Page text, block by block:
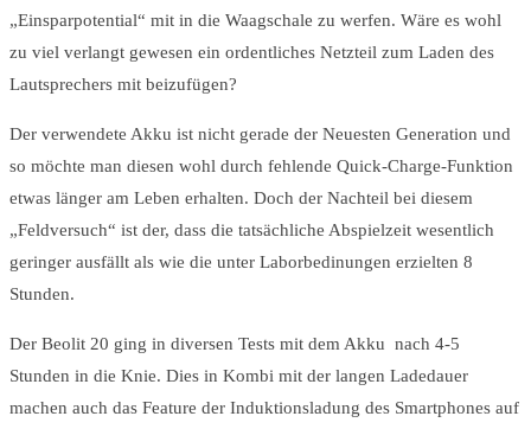
„Einsparpotential“ mit in die Waagschale zu werfen. Wäre es wohl
zu viel verlangt gewesen ein ordentliches Netzteil zum Laden des
Lautsprechers mit beizufügen?
Der verwendete Akku ist nicht gerade der Neuesten Generation und
so möchte man diesen wohl durch fehlende Quick-Charge-Funktion
etwas länger am Leben erhalten. Doch der Nachteil bei diesem
„Feldversuch“ ist der, dass die tatsächliche Abspielzeit wesentlich
geringer ausfällt als wie die unter Laborbedinungen erzielten 8
Stunden.
Der Beolit 20 ging in diversen Tests mit dem Akku nach 4-5
Stunden in die Knie. Dies in Kombi mit der langen Ladedauer
machen auch das Feature der Induktionsladung des Smartphones auf